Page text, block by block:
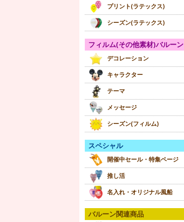
プリント(ラテックス)
シーズン(ラテックス)
フィルム(その他素材)バルーン
デコレーション
キャラクター
テーマ
メッセージ
シーズン(フィルム)
スペシャル
開催中セール・特集ページ
推し活
名入れ・オリジナル風船
バルーン関連商品